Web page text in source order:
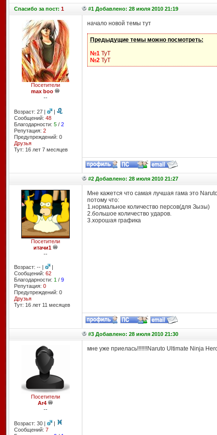
Спасибоза пост: 1 #1 Добавлено: 28 июля 2010 21:19
Посетители
max boo
--
Возраст: 27 |
|
Сообщений: 48
Благодарности: 5/ 2
Репутация: 2
Предупреждений: 0
Друзья
Тут: 16 лет 7 месяцев
начало новой темы тут
Предыдущие темы можно посмотреть:
№1 ТуТ
№2 ТуТ
#2 Добавлено: 28 июля 2010 21:27
Посетители
итачи1
--
Возраст: -- |
|
Сообщений: 62
Благодарности: 1 / 9
Репутация: 0
Предупреждений: 0
Друзья
Тут: 16 лет 11 месяцев
Мне кажется что самая лучшая гама это
потому что:
1.нормальное количество персов(для Зызы)
2.большое количество ударов.
3.хорошая графика
#3 Добавлено: 28 июля 2010 21:30
Посетители
Ar4
--
Возраст: 30 |
|
Сообщений: 7
мне уже приелась!!!!!!!Naruto Ultimate Ninja